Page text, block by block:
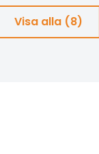
Visa alla (8)